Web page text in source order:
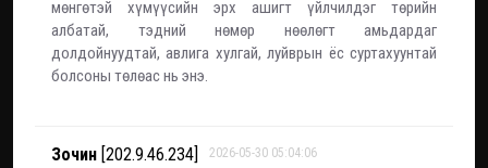
мөнгөтэй хүмүүсийн эрх ашигт үйлчилдэг төрийн
албатай, тэдний нөмөр нөөлөгт амьдардаг
долдойнуудтай, авлига хулгай, луйврын ёс суртахуунтай
болсоны төлөас нь энэ.
Зочин [202.9.46.234] 2026-05-30 05:04:06